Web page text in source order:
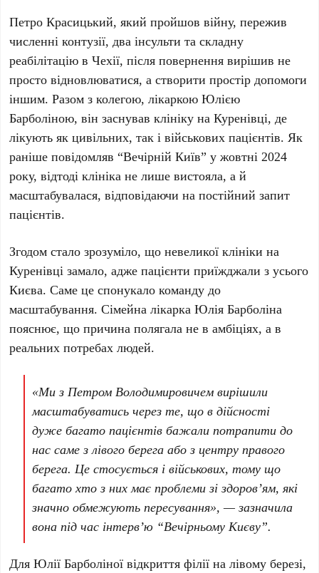
Петро Красицький, який пройшов війну, пережив
численні контузії, два інсульти та складну
реабілітацію в Чехії, після повернення вирішив не
просто відновлюватися, а створити простір допомоги
іншим. Разом з колегою, лікаркоюЮлією
Барболіною, він заснував клініку на Куренівці, де
лікують як цивільних, так і військових пацієнтів. Як
раніше повідомляв“Вечірній Київ” ужовтні 2024
року, відтоді клініка не лише вистояла, а й
масштабувалася, відповідаючи на постійний запит
пацієнтів.
Згодом стало зрозуміло, що невеликої клініки на
Куренівці замало, адже пацієнти приїжджали з усього
Києва. Саме це спонукало команду до
масштабування. Сімейна лікаркаЮлія Барболіна
пояснює, що причина полягала не в амбіціях, а в
реальних потребах людей.
«Ми з Петром Володимировичем вирішили
масштабуватись через те, що в дійсності
дуже багато пацієнтів бажали потрапити до
нас саме з лівого берега або з центру правого
берега. Це стосується і військових, тому що
багато хто з них має проблеми зі здоров’ям, які
значно обмежують пересування», — зазначила
вона під час інтерв’ю “Вечірньому Києву”.
ДляЮлії Барболіної відкриття філії на лівому березі,